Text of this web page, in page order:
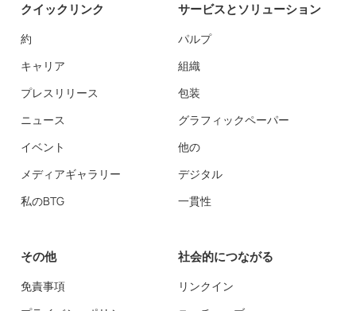
クイックリンク
約
キャリア
プレスリリース
ニュース
イベント
メディアギャラリー
私のBTG
サービスとソリューション
パルプ
組織
包装
グラフィックペーパー
他の
デジタル
一貫性
その他
免責事項
社会的につながる
リンクイン